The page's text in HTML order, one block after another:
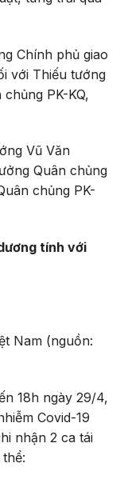
Chính phủ giao
với Thiếu tướng
PK-KQ,
Vũ Văn
Quân chủng
chủng PK-
tính với
Nam (nguồn:
18h ngày 29/4,
Covid-19
nhận 2 ca tái